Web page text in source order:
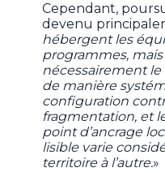
Cependant,
devenu
hébergent les
programmes, mais
nécessairement
de manière
configuration
fragmentation, et
point d’ancrage
lisible varie
territoire à l’autre.»